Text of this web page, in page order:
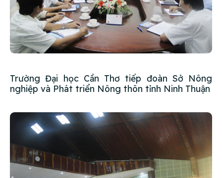
Trường Đại học Cần Thơ tiếp đoàn Sở Nông
nghiệp và Phát triển Nông thôn tỉnh Ninh Thuận